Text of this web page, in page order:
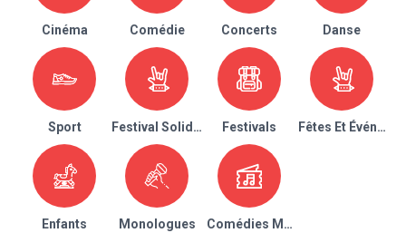
Cinéma Comédie Concerts Danse
Sport Festival Solidaire Festivals Fêtes Et
Enfants Monologues Comédies Musicales